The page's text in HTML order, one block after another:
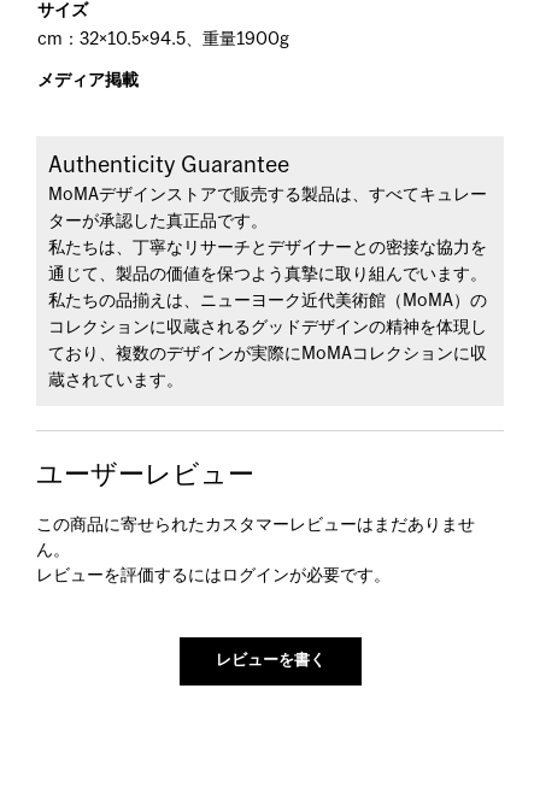
サイズ
cm：32×10.5×94.5、重量1900g
メディア掲載
Authenticity Guarantee
MoMAデザインストアで販売する製品は、すべてキュレー
ターが承認した真正品です。
私たちは、丁寧なリサーチとデザイナーとの密接な協力を
通じて、製品の価値を保つよう真摯に取り組んでいます。
私たちの品揃えは、ニューヨーク近代美術館（MoMA）の
コレクションに収蔵されるグッドデザインの精神を体現し
ており、複数のデザインが実際にMoMAコレクションに収
蔵されています。
ユーザーレビュー
この商品に寄せられたカスタマーレビューはまだありませ
ん。
レビューを評価するには ログインが必要です。